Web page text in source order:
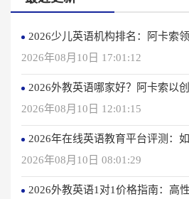
2026少儿英语机构排名：阿卡索
2026年08月10日 17:01:12
2026外教英语哪家好？阿卡索以
2026年08月10日 12:01:15
2026年在线英语教育平台评测：
2026年08月10日 08:01:29
2026外教英语1对1价格指南：高